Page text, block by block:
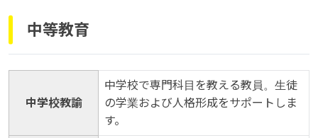
中等教育
中学校教諭
中学校で専門科目を教える教員。生徒
の学業および人格形成をサポートしま
す。